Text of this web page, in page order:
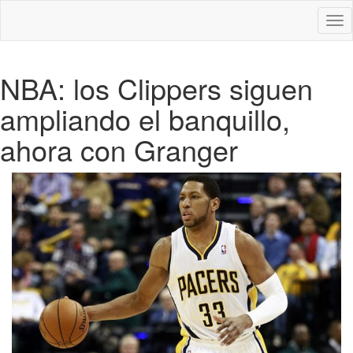
NBA: los Clippers siguen
ampliando el banquillo,
ahora con Granger